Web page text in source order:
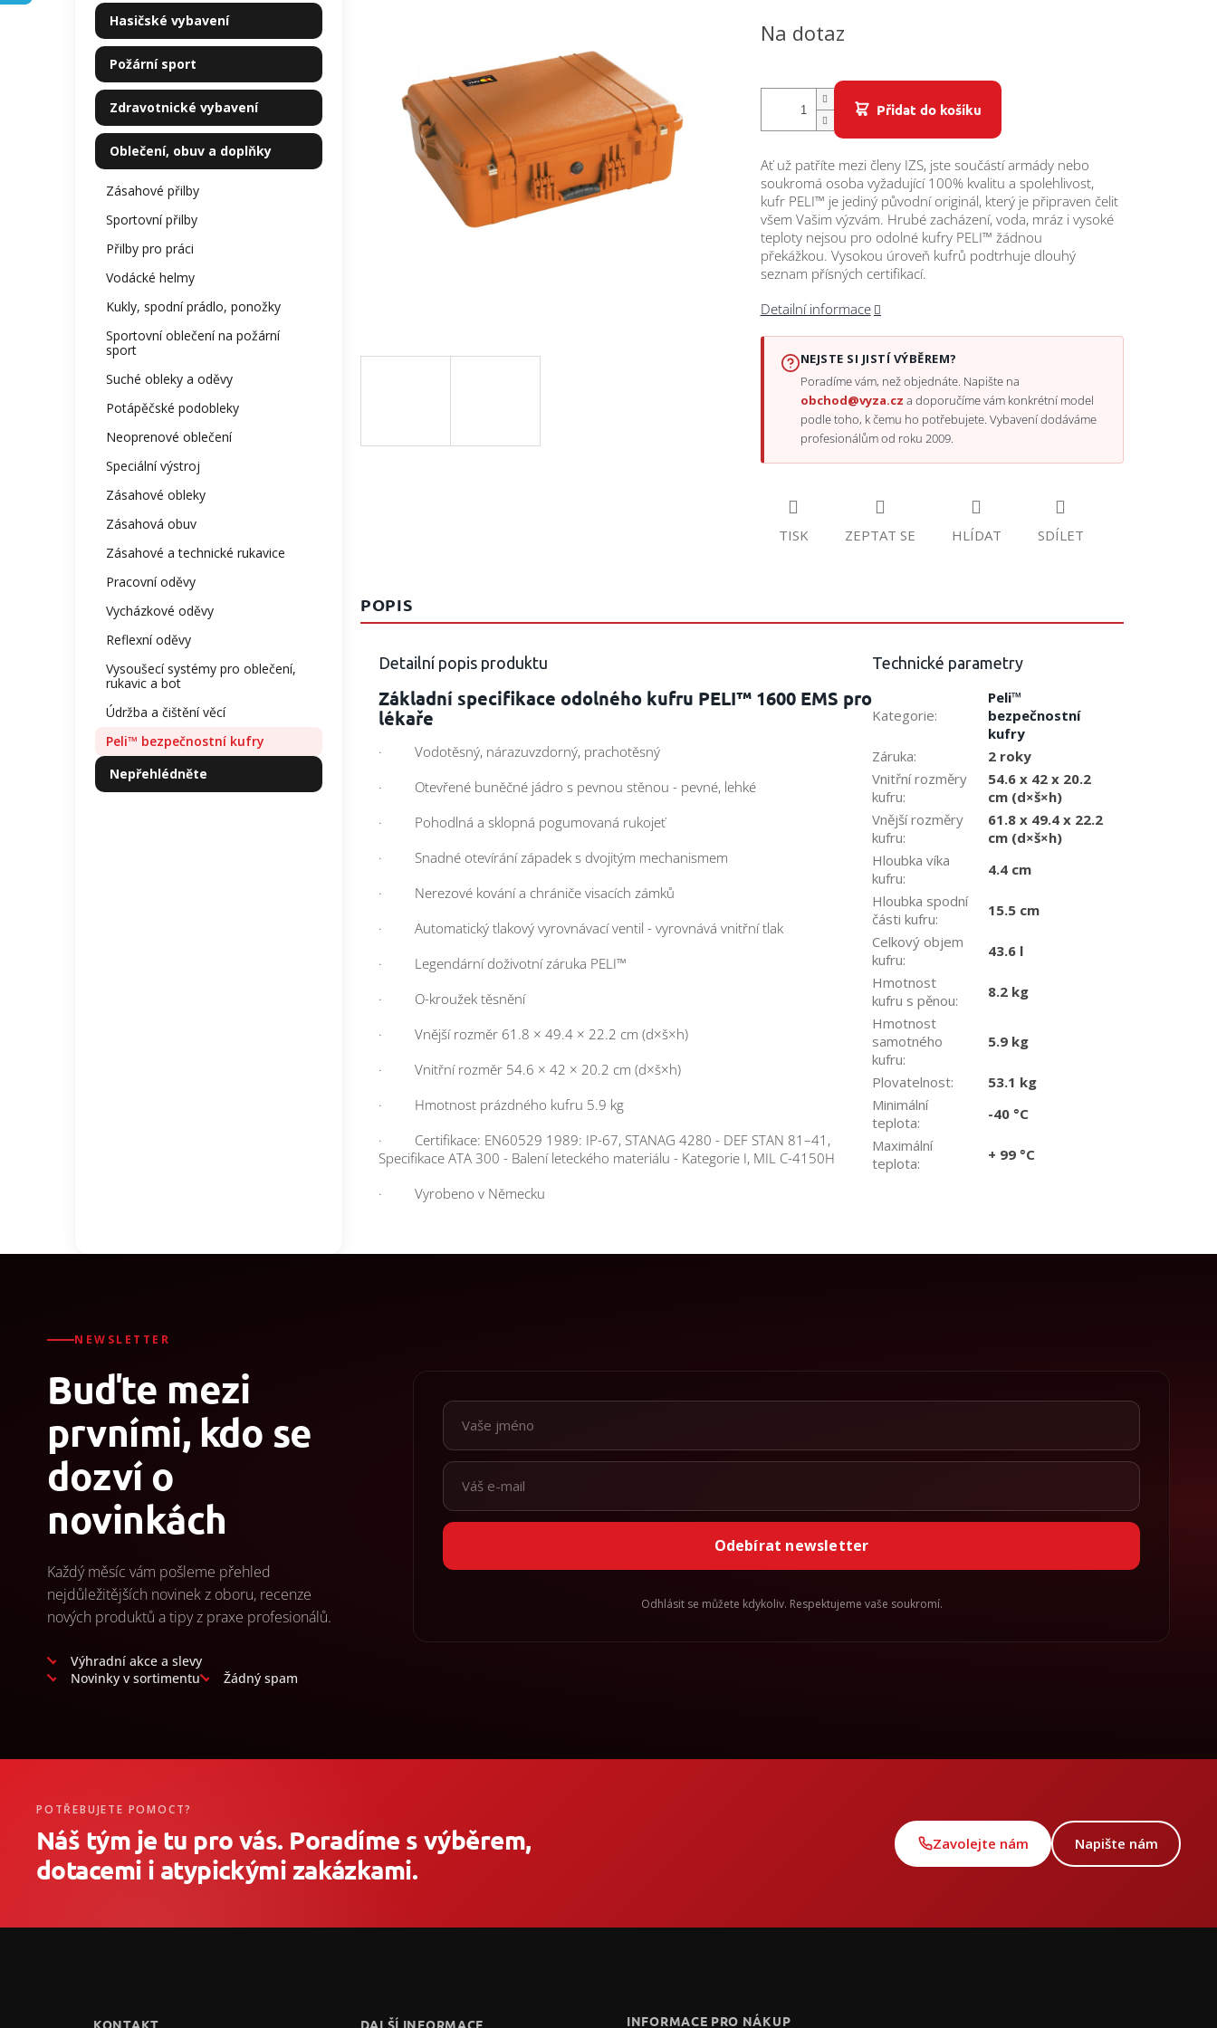
kategorie
Hasičské vybavení
Požární sport
Zdravotnické vybavení
Oblečení, obuv a doplňky
Zásahové přilby
Sportovní přilby
Přilby pro práci
Vodácké helmy
Kukly, spodní prádlo, ponožky
Sportovní oblečení na požární
sport
Suché obleky a oděvy
Potápěčské podobleky
Neoprenové oblečení
Speciální výstroj
Zásahové obleky
Zásahová obuv
Zásahové a technické rukavice
Pracovní oděvy
Vycházkové oděvy
Reflexní oděvy
Vysoušecí systémy pro oblečení,
rukavic a bot
Údržba a čištění věcí
Peli™ bezpečnostní kufry
Nepřehlédněte
cena:
Na dotaz
Přidat do košíku
Ať už patříte mezi členy IZS, jste součástí armády nebo
soukromá osoba vyžadující 100% kvalitu a spolehlivost,
kufr PELI™ je jediný původní originál, který je připraven čelit
všem Vašim výzvám. Hrubé zacházení, voda, mráz i vysoké
teploty nejsou pro odolné kufry PELI™ žádnou
překážkou. Vysokou úroveň kufrů podtrhuje dlouhý
seznam přísných certifikací.
Detailní informace
NEJSTE SI JISTÍ VÝBĚREM?
Poradíme vám, než objednáte. Napište na
obchod@vyza.cz a doporučíme vám konkrétní model
podle toho, k čemu ho potřebujete. Vybavení dodáváme
profesionálům od roku 2009.
TISK ZEPTAT SE HLÍDAT SDÍLET
POPIS
Detailní popis produktu
Základní specifikace odolného kufru PELI™ 1600 EMS pro
lékaře
· Vodotěsný, nárazuvzdorný, prachotěsný
· Otevřené buněčné jádro s pevnou stěnou - pevné, lehké
· Pohodlná a sklopná pogumovaná rukojeť
· Snadné otevírání západek s dvojitým mechanismem
· Nerezové kování a chrániče visacích zámků
· Automatický tlakový vyrovnávací ventil - vyrovnává vnitřní tlak
· Legendární doživotní záruka PELI™
· O-kroužek těsnění
· Vnější rozměr 61.8 × 49.4 × 22.2 cm (d×š×h)
· Vnitřní rozměr 54.6 × 42 × 20.2 cm (d×š×h)
· Hmotnost prázdného kufru 5.9 kg
· Certifikace: EN60529 1989: IP-67, STANAG 4280 - DEF STAN 81–41,
Specifikace ATA 300 - Balení leteckého materiálu - Kategorie I, MIL C-4150H
· Vyrobeno v Německu
Technické parametry
Kategorie:
Peli™
bezpečnostní
kufry
Záruka:
2 roky
Vnitřní rozměry
kufru:
54.6 x 42 x 20.2
cm (d×š×h)
Vnější rozměry
kufru:
61.8 x 49.4 x 22.2
cm (d×š×h)
Hloubka víka
kufru:
4.4 cm
Hloubka spodní
části kufru:
15.5 cm
Celkový objem
kufru:
43.6 l
Hmotnost
kufru s pěnou:
8.2 kg
Hmotnost
samotného
kufru:
5.9 kg
Plovatelnost:
53.1 kg
Minimální
teplota:
-40 °C
Maximální
teplota: + 99 °C
NEWSLETTER
Buďte mezi
prvními, kdo se
dozví o
novinkách
Každý měsíc vám pošleme přehled
nejdůležitějších novinek z oboru, recenze
nových produktů a tipy z praxe profesionálů.
Výhradní akce a slevy
Novinky v sortimentu
Žádný spam
Odebírat newsletter
Odhlásit se můžete kdykoliv. Respektujeme vaše soukromí.
POTŘEBUJETE POMOCT?
Náš tým je tu pro vás. Poradíme s výběrem,
dotacemi i atypickými zakázkami.
Zavolejte nám Napište nám
KONTAKT DALŠÍ INFORMACE INFORMACE PRO NÁKUP